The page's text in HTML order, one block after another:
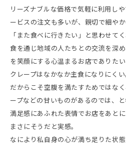
リーズナブルな価格で気軽に利用し
ービスの注文も多いが、親切で細や
「また食べに行きたい」と思わせてく
食を通じ地域の人たちとの交流を深
を笑顔にする心温まるお店でありたい
クレープはなかなか主食になりにくい
だからこそ空腹を満たすためではな
ープなどの甘いものがあるのでは、と
満足感にあふれた表情でお店をあと
まさにそうだと実感。
なにより私自身の心が満ち足りた状態